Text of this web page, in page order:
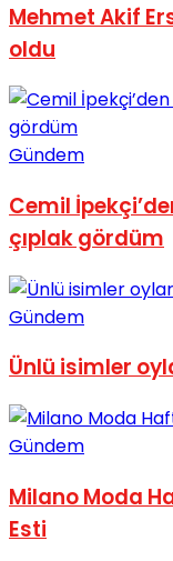
Mehmet Akif
oldu
Gündem
Cemil
çıplak gördüm
Gündem
Ünlü isimler
Gündem
Milano Moda
Esti